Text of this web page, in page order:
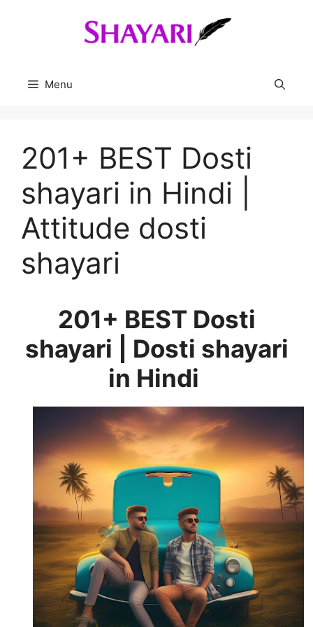
Menu
201+ BEST Dosti
shayari in Hindi |
Attitude dosti
shayari
201+ BEST Dosti
shayari | Dosti shayari
in Hindi